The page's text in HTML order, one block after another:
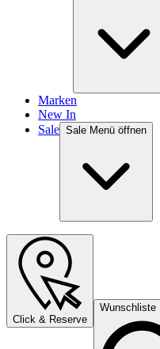
Marken
New In
Sale Sale Menü öffnen
Click & Reserve
Wunschliste